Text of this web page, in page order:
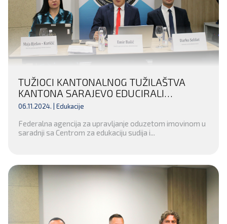
TUŽIOCI KANTONALNOG TUŽILAŠTVA
KANTONA SARAJEVO EDUCIRALI
POLICIJSKE SLUŽBENIKE
06.11.2024. | Edukacije
Federalna agencija za upravljanje oduzetom imovinom u
saradnji sa Centrom za edukaciju sudija i...